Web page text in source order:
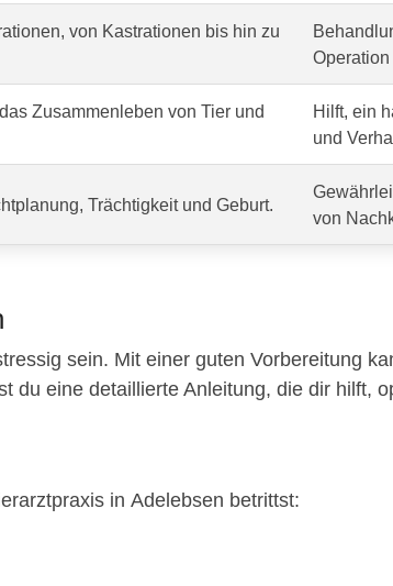
von Kastrationen bis hin zu
Zusammenleben von Tier und
Hilft, ein
und
Trächtigkeit und Geburt.
von
sein. Mit einer guten Vorbereitung
eine detaillierte Anleitung, die dir hilft,
in Adelebsen betrittst: